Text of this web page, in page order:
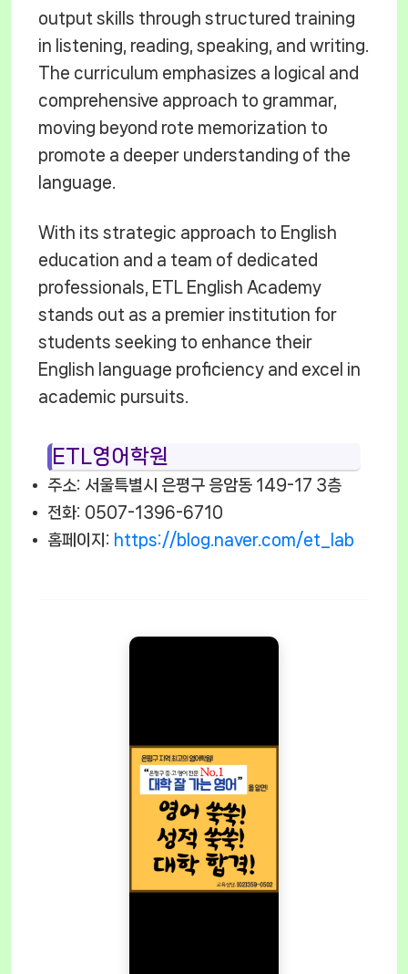
output skills through structured training
in listening, reading, speaking, and writing.
The curriculum emphasizes a logical and
comprehensive approach to grammar,
moving beyond rote memorization to
promote a deeper understanding of the
language.
With its strategic approach to English
education and a team of dedicated
professionals, ETL English Academy
stands out as a premier institution for
students seeking to enhance their
English language proficiency and excel in
academic pursuits.
ETL영어학원
주소: 서울특별시 은평구 응암동 149-17 3층
전화: 0507-1396-6710
홈페이지: https://blog.naver.com/et_lab